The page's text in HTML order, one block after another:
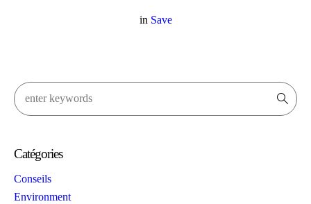
in Save
Catégories
Conseils
Environment